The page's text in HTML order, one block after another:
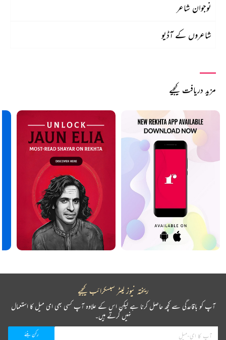
نوجوان شاعر
شاعروں کے آڈیو
مزید دریافت کیجیے
ریختہ نیوز لیٹر سبسکرائب کیجیے
آپ کو باقاعدگی سے کچھ حاصل کرنا ہے لیکن اس کے علاوہ آپ کسی بھی ای میل کا استعمال
نہیں کرتے ہیں۔